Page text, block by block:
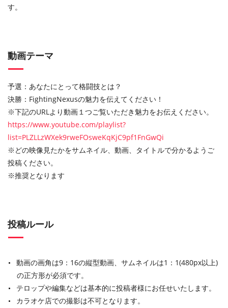
す。
動画テーマ
予選：あなたにとって格闘技とは？
決勝：FightingNexusの魅力を伝えてください！
※下記のURLより動画１つご覧いただき魅力をお伝えください。
https://www.youtube.com/playlist?
list=PLZLLzWXek9rweFOsweKqKjC9pf1FnGwQi
※どの映像見たかをサムネイル、動画、タイトルで分かるようご
投稿ください。
※推奨となります
投稿ルール
動画の画角は9：16の縦型動画、サムネイルは1：1(480px以上)
の正方形が必須です。
テロップや編集などは基本的に投稿者様にお任せいたします。
カラオケ店での撮影は不可となります。